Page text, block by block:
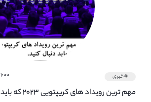
#خبری ۰۱:۰۰ چهارشنبه -
مهم ترین رویداد